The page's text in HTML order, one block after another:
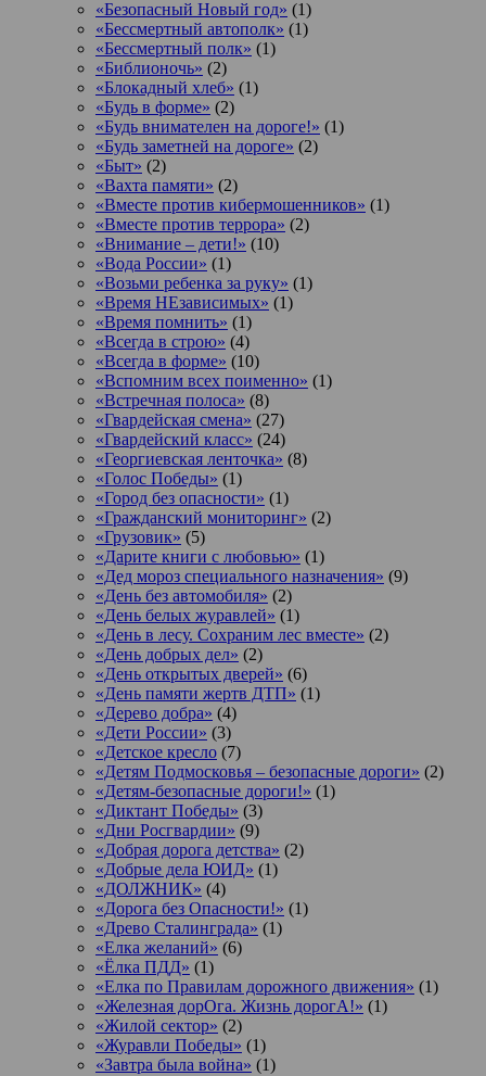
«Безопасный Новый год» (1)
«Бессмертный автополк» (1)
«Бессмертный полк» (1)
«Библионочь» (2)
«Блокадный хлеб» (1)
«Будь в форме» (2)
«Будь внимателен на дороге!» (1)
«Будь заметней на дороге» (2)
«Быт» (2)
«Вахта памяти» (2)
«Вместе против кибермошенников» (1)
«Вместе против террора» (2)
«Внимание – дети!» (10)
«Вода России» (1)
«Возьми ребенка за руку» (1)
«Время НЕзависимых» (1)
«Время помнить» (1)
«Всегда в строю» (4)
«Всегда в форме» (10)
«Вспомним всех поименно» (1)
«Встречная полоса» (8)
«Гвардейская смена» (27)
«Гвардейский класс» (24)
«Георгиевская ленточка» (8)
«Голос Победы» (1)
«Город без опасности» (1)
«Гражданский мониторинг» (2)
«Грузовик» (5)
«Дарите книги с любовью» (1)
«Дед мороз специального назначения» (9)
«День без автомобиля» (2)
«День белых журавлей» (1)
«День в лесу. Сохраним лес вместе» (2)
«День добрых дел» (2)
«День открытых дверей» (6)
«День памяти жертв ДТП» (1)
«Дерево добра» (4)
«Дети России» (3)
«Детское кресло (7)
«Детям Подмосковья – безопасные дороги» (2)
«Детям-безопасные дороги!» (1)
«Диктант Победы» (3)
«Дни Росгвардии» (9)
«Добрая дорога детства» (2)
«Добрые дела ЮИД» (1)
«ДОЛЖНИК» (4)
«Дорога без Опасности!» (1)
«Древо Сталинграда» (1)
«Елка желаний» (6)
«Ёлка ПДД» (1)
«Елка по Правилам дорожного движения» (1)
«Железная дорОга. Жизнь дорогА!» (1)
«Жилой сектор» (2)
«Журавли Победы» (1)
«Завтра была война» (1)